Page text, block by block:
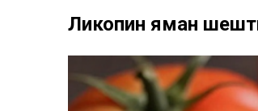
Ликопин яман